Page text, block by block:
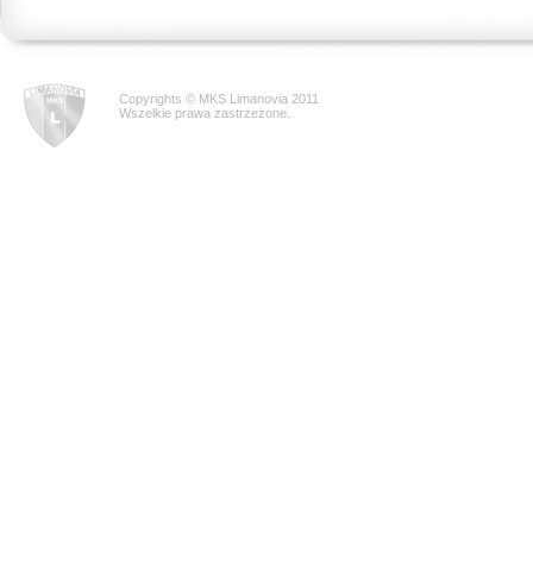
Copyrights © MKS Limanovia 2011
Wszelkie prawa zastrzeżone.